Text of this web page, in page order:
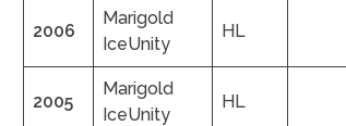
2006
Marigold
IceUnity
HL
2005
Marigold
IceUnity
HL